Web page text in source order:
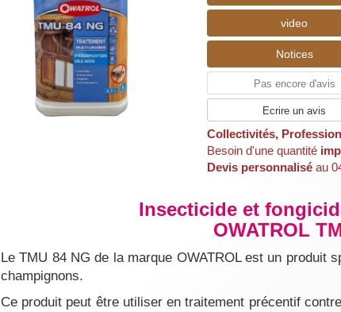
Besoin de plus d'infos ?
video
Notices
Pas encore d'avis
Ecrire un avis
Collectivités,
Besoin d'une quantité
Devis personnaliséau
Insecticide et
OWATROL
Le TMU 84 NG de la marque OWATROL est un
champignons.
Ce produit peut être utiliser en traitement précentif